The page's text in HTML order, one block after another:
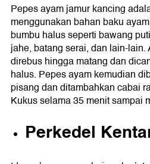
Pepes ayam jamur kancing
menggunakan bahan baku
bumbu halus seperti bawang
jahe, batang serai, dan lain-
direbus hingga matang dan
halus. Pepes ayam kemudian
pisang dan ditambahkan cabai
Kukus selama 35 menit sampai
Perkedel